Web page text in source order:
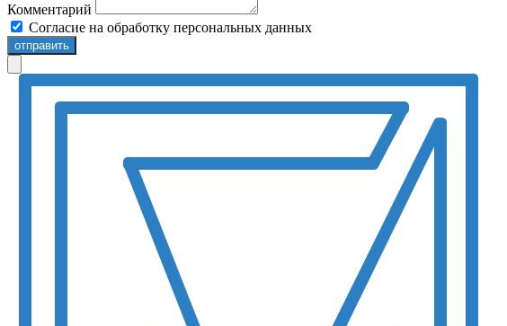
Комментарий
Согласие на обработку персональных данных
отправить